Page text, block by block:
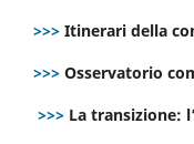
>>> Itinerari della
>>> Osservatorio
>>> La transizione: